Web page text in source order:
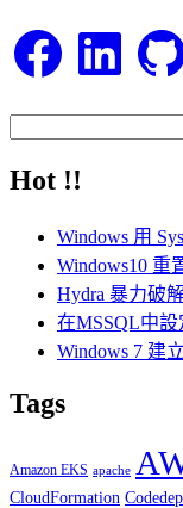
FacebookLinkedIn GitHub
關
Hot !!
Windows 用
Windows10 重
Hydra 暴力破
在MSSQL中設
Windows 7 建
Tags
Amazon EKS apache
CloudFormation